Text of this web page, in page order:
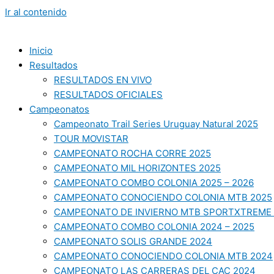
Ir al contenido
Inicio
Resultados
RESULTADOS EN VIVO
RESULTADOS OFICIALES
Campeonatos
Campeonato Trail Series Uruguay Natural 2025
TOUR MOVISTAR
CAMPEONATO ROCHA CORRE 2025
CAMPEONATO MIL HORIZONTES 2025
CAMPEONATO COMBO COLONIA 2025 – 2026
CAMPEONATO CONOCIENDO COLONIA MTB 2025
CAMPEONATO DE INVIERNO MTB
CAMPEONATO COMBO COLONIA 2024 – 2025
CAMPEONATO SOLIS GRANDE 2024
CAMPEONATO CONOCIENDO COLONIA MTB 2024
CAMPEONATO LAS CARRERAS DEL CAC 2024